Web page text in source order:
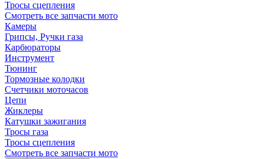
Тросы сцепления
Смотреть все запчасти мото
Камеры
Грипсы, Ручки газа
Карбюраторы
Инструмент
Тюнинг
Тормозные колодки
Счетчики моточасов
Цепи
Жиклеры
Катушки зажигания
Тросы газа
Тросы сцепления
Смотреть все запчасти мото